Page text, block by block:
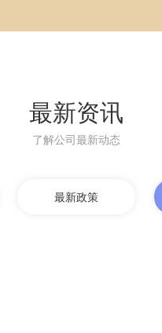
最新资讯
了解公司最新动态
最新政策